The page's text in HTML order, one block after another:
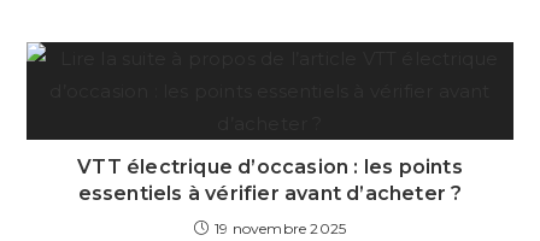
VTT électrique d’occasion : les points
essentiels à vérifier avant d’acheter ?
19 novembre 2025